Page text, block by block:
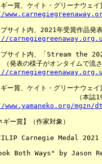
ブサイト内、「Stream the
ー賞、ケイト・グリーナウェイ
mgzn/
ギー賞】（作家対象）
Carnegie Medal 2021
Both Ways" by Jason